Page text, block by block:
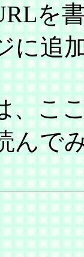
を
に追
こ
んで